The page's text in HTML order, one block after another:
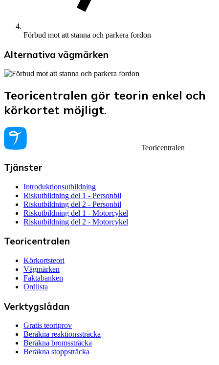
Förbud mot att stanna och parkera fordon
Alternativa vägmärken
Teoricentralen gör teorin enkel och
körkortet möjligt.
Teoricentralen
Tjänster
Introduktionsutbildning
Riskutbildning del 1 - Personbil
Riskutbildning del 2 - Personbil
Riskutbildning del 1 - Motorcykel
Riskutbildning del 2 - Motorcykel
Teoricentralen
Körkortsteori
Vägmärken
Faktabanken
Ordlista
Verktygslådan
Gratis teoriprov
Beräkna reaktionssträcka
Beräkna bromssträcka
Beräkna stoppsträcka